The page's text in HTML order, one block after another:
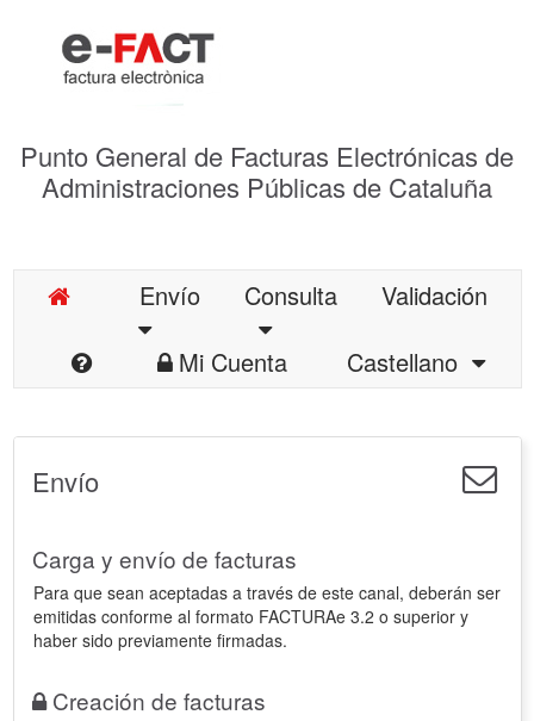
Punto General de Facturas Electrónicas de
Administraciones Públicas de Cataluña
Envío Consulta
Validación
Mi Cuenta
Castellano
Envío
Carga y envío de facturas
Para que sean aceptadas a través de este canal, deberán ser
emitidas conforme al formato FACTURAe 3.2 o superior y
haber sido previamente firmadas.
Creación de facturas